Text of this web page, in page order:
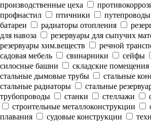
производственные цеха
профнастил
птичники путепроводы
батареи
радиаторы отопления
для навоза
резервуары для сыпучих
резервуары хим.веществ
речной
садовая мебель
свинарники сейфы
силосные башни
складские помещения
стальные дымовые трубы
стальные
стальные радиаторы
стальные
трубопроводы
станки стеллажи
строительные металлоконструкции
плавания
судовые конструкции